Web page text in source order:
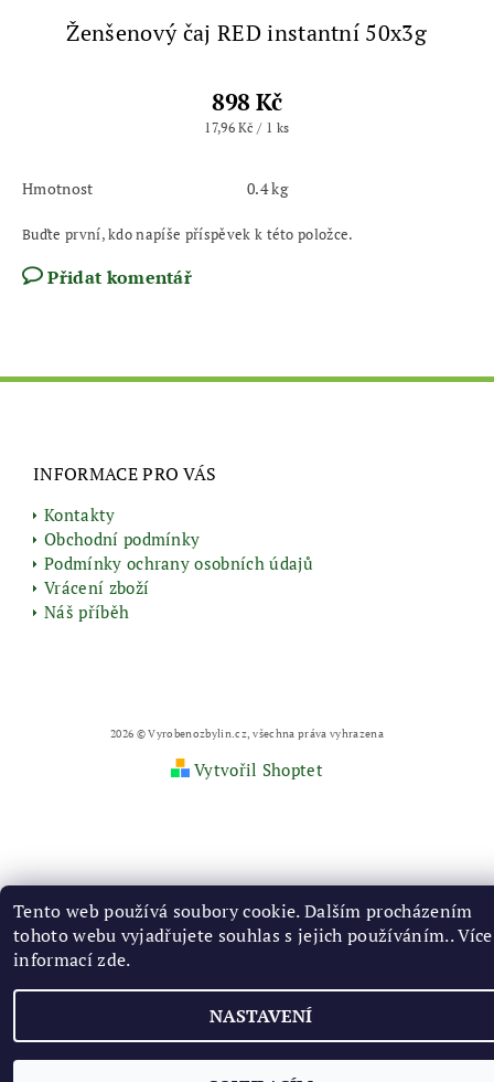
Ženšenový čaj RED instantní 50x3g
898 Kč
17,96 Kč / 1 ks
Hmotnost 0.4 kg
Buďte první, kdo napíše příspěvek k této položce.
Přidat komentář
INFORMACE PRO VÁS
Kontakty
Obchodní podmínky
Podmínky ochrany osobních údajů
Vrácení zboží
Náš příběh
2026 © Vyrobenozbylin.cz, všechna práva vyhrazena
Vytvořil Shoptet
Tento web používá soubory cookie. Dalším procházením
tohoto webu vyjadřujete souhlas s jejich používáním.. Více
informacízde.
NASTAVENÍ